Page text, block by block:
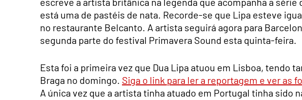
está uma de pastéis de nata. Recorde-se que Lipa esteve
no restaurante Belcanto. A artista seguirá agora para
segunda parte do festival Primavera Sound esta quinta-feira.
Esta foi a primeira vez que Dua Lipa atuou em Lisboa, tendo
Braga no domingo. Siga o link para ler a reportagem e ver as
A única vez que a artista tinha atuado em Portugal tinha sido